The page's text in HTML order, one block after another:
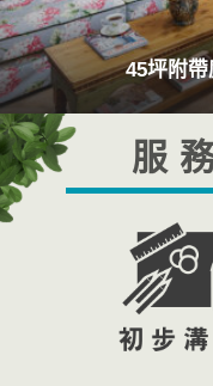
28坪新成屋
服